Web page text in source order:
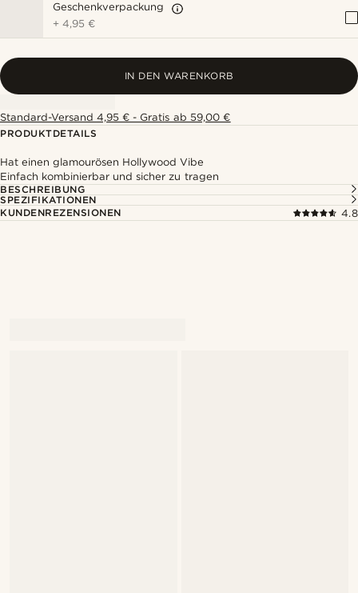
Geschenkverpackung
+4,95 €
IN DEN WARENKORB
Standard-Versand 4,95 € - Gratis ab 59,00 €
PRODUKTDETAILS
Hat einen glamourösen Hollywood Vibe
Einfach kombinierbar und sicher zu tragen
BESCHREIBUNG
SPEZIFIKATIONEN
KUNDENREZENSIONEN
4.8